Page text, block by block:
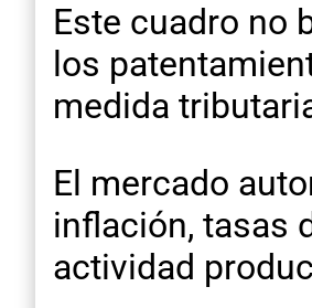
Este cuadro no
los
medida
El mercado
inflación, tasas
actividad